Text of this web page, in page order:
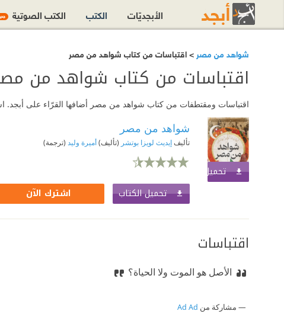
شواهد من مصر> اقتباسات من كتاب شواهد من مصر
اقتباسات من كتاب شواهد من
اقتباسات ومقتطفات من كتاب شواهد من مصر أضافها القرّاء على أبجد.
تحميل الكتاب اشترك الآن
شواهد من مصر
تأليفإيديث لويزا بوتشر (تأليف)أميرة وليد (ترجمة)
تحميل الكتاب اشترك الآن
اقتباسات
الأصل هو الموت ولا الحياة؟
مشاركة من Ad Ad
الأبجديّات الكتب الكتب الصوتية